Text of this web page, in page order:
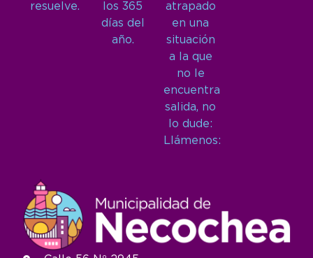
resuelve.
los 365
días del
año.
atrapado
en una
situación
a la que
no le
encuentra
salida, no
lo dude:
Llámenos: